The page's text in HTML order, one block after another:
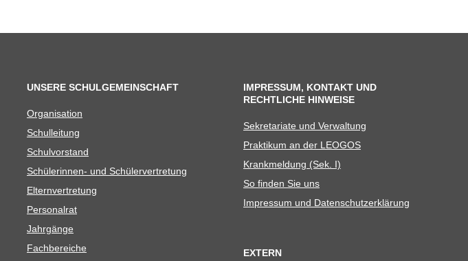
UNSERE SCHULGEMEINSCHAFT
Orga­ni­sa­tion
Schul­lei­tung
Schul­vor­stand
Schü­le­rin­nen- und Schülervertretung
Eltern­ver­tre­tung
Per­so­nal­rat
Jahr­gänge
Fach­be­rei­che
IMPRESSUM, KONTAKT UND
RECHTLICHE HINWEISE
Sekre­ta­riate und Verwaltung
Prak­ti­kum an der LEOGOS
Krank­mel­dung (Sek. I)
So fin­den Sie uns
Impres­sum und Datenschutzerklärung
EXTERN